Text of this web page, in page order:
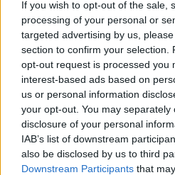
If you wish to opt-out of the sale,
processing of your personal or
targeted advertising by us,
section to confirm your selection.
opt-out request is processed you
interest-based ads based on
us or personal information
your opt-out. You may
disclosure of your personal
IAB’s list of downstream
also be disclosed by us to third
Downstream Participants that
Pošlji
Moji Mediji d.o.o.
sobotainfo.com
• mariborinfo.com •
dolenjskainfo.com•
tvidea.si
Vse pravice pridržane © 2026Prijavi se